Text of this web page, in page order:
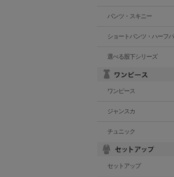
パンツ・スキニー
ショートパンツ・ハーフ
選べる股下シリーズ
ワンピース
ジャンスカ
チュニック
セットアップ